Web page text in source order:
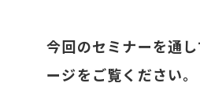
今回のセミナーを通
ージをご覧ください。